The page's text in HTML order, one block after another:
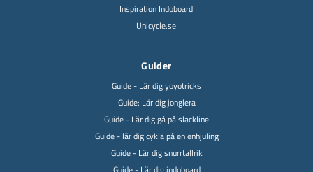
Inspiration Indoboard
Unicycle.se
Guider
Guide - Lär dig yoyotricks
Guide: Lär dig jonglera
Guide - Lär dig gå på slackline
Guide - lär dig cykla på en enhjuling
Guide - Lär dig snurrtallrik